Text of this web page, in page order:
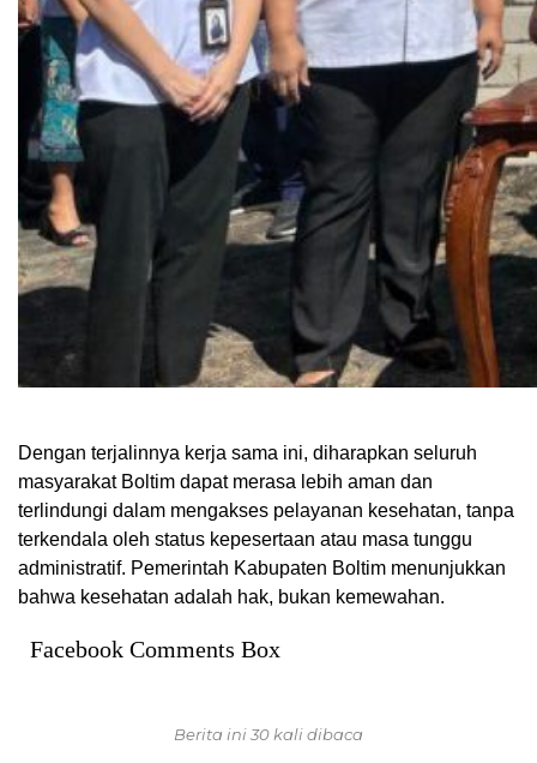
Dengan terjalinnya kerja sama ini, diharapkan seluruh
masyarakat Boltim dapat merasa lebih aman dan
terlindungi dalam mengakses pelayanan kesehatan, tanpa
terkendala oleh status kepesertaan atau masa tunggu
administratif. Pemerintah Kabupaten Boltim menunjukkan
bahwa kesehatan adalah hak, bukan kemewahan.
Facebook Comments Box
Berita ini 30 kali dibaca